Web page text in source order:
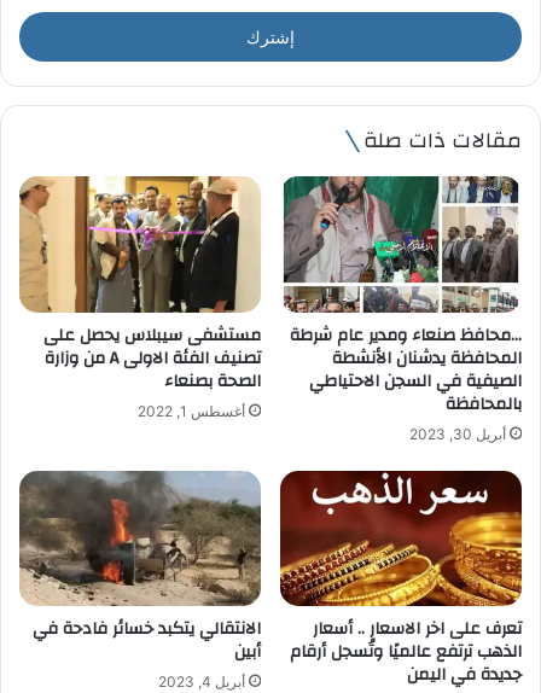
خ
ل
ر
د
ا
ل
إ
ل
ك
ر
و
ي
مقالات ذات صلة
…محافظ صنعاء ومدير عام شرطة
المحافظة يدشنان الأنشطة
الصيفية في السجن الاحتياطي
بالمحافظة
أبريل 30, 2023
مستشفى سيبلاس يحصل على
تصنيف الفئة الاولى A من وزارة
الصحة بصنعاء
أغسطس 1, 2022
تعرف على اخر الاسعار .. أسعار
الذهب ترتفع عالميًا وتُسجل أرقام
جديدة في اليمن
الانتقالي يتكبد خسائر فادحة في
أبين
أبريل 4, 2023